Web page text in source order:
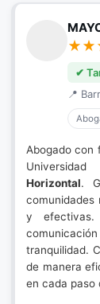
✔
📍
Abogado con
Horizontal.
comunidades
y
tranquilidad.
de manera
en cada paso